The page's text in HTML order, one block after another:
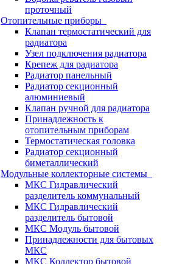
проточный
Отопительные приборы
Клапан термостатический для
радиатора
Узел подключения радиатора
Крепеж для радиатора
Радиатор панельный
Радиатор секционный
алюминиевый
Клапан ручной для радиатора
Принадлежность к
отопительным приборам
Термостатическая головка
Радиатор секционный
биметаллический
Модульные коллекторные системы
МКС Гидравлический
разделитель коммунальный
МКС Гидравлический
разделитель бытовой
МКС Модуль бытовой
Принадлежности для бытовых
МКС
МКС Коллектор бытовой